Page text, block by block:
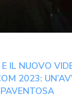
IL NUOVO
2023: